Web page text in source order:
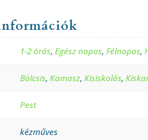
1-2 órás,Egész napos,Félnapos,
Bölcsis,Kamasz,Kisiskolás,
Pest
kézműves